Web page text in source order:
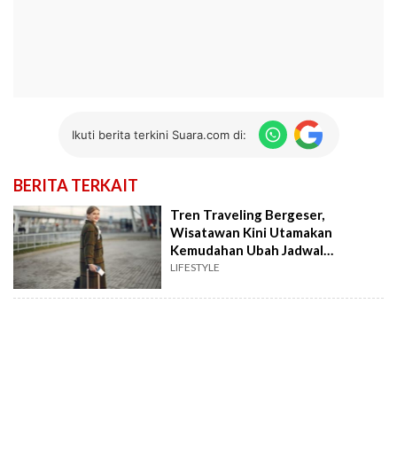
Ikuti berita terkini Suara.com di:
BERITA TERKAIT
Tren Traveling Bergeser,
Wisatawan Kini Utamakan
Kemudahan Ubah Jadwal
Penerbangan
LIFESTYLE